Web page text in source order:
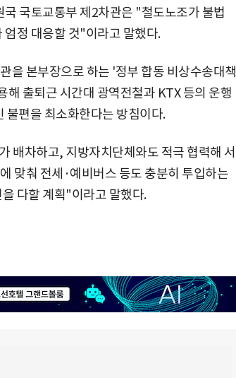
국토교통부 제2차관은 "철도노조가 불법
정 대응할 것"이라고 말했다.
을 본부장으로 하는 '정부 합동 비상수송대책
해 출퇴근 시간대 광역전철과 KTX 등의 운행
불편을 최소화한다는 방침이다.
배차하고, 지방자치단체와도 적극 협력해 서
맞춰 전세·예비버스 등도 충분히 투입하는
다할 계획"이라고 말했다.